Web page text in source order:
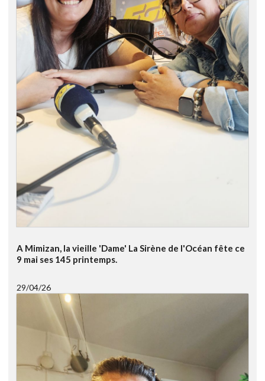
A Mimizan, la vieille 'Dame' La Sirène de l'Océan fête ce
9 mai ses 145 printemps.
29/04/26